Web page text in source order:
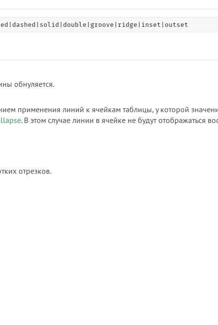
обнуляется.
применения линий к ячейкам таблицы, у которой
. В этом случае линии в ячейке не будут отображаться
отрезков.